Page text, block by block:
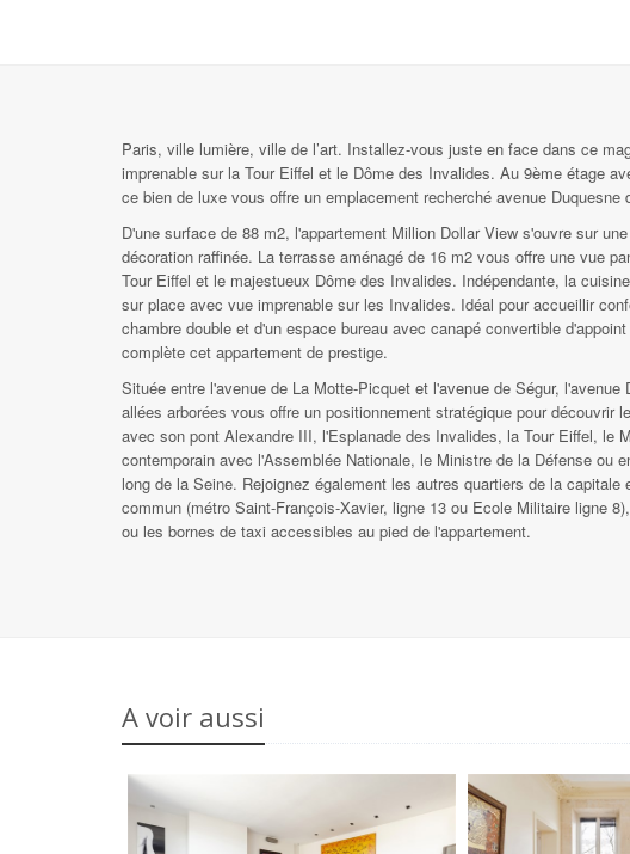
Paris, ville lumière, ville de l’art. Installez-vous juste en face dans ce
imprenable sur la Tour Eiffel et le Dôme des Invalides. Au 9ème étage
ce bien de luxe vous offre un emplacement recherché avenue
D'une surface de 88 m2, l'appartement Million Dollar View s'ouvre sur
décoration raffinée. La terrasse aménagé de 16 m2 vous offre une vue
Tour Eiffel et le majestueux Dôme des Invalides. Indépendante, la
sur place avec vue imprenable sur les Invalides. Idéal pour accueillir
chambre double et d'un espace bureau avec canapé convertible
complète cet appartement de prestige.
Située entre l'avenue de La Motte-Picquet et l'avenue de Ségur,
allées arborées vous offre un positionnement stratégique pour
avec son pont Alexandre III, l'Esplanade des Invalides, la Tour Eiffel, le
contemporain avec l'Assemblée Nationale, le Ministre de la Défense ou
long de la Seine. Rejoignez également les autres quartiers de la
commun (métro Saint-François-Xavier, ligne 13 ou Ecole Militaire ligne
ou les bornes de taxi accessibles au pied de l'appartement.
A voir aussi